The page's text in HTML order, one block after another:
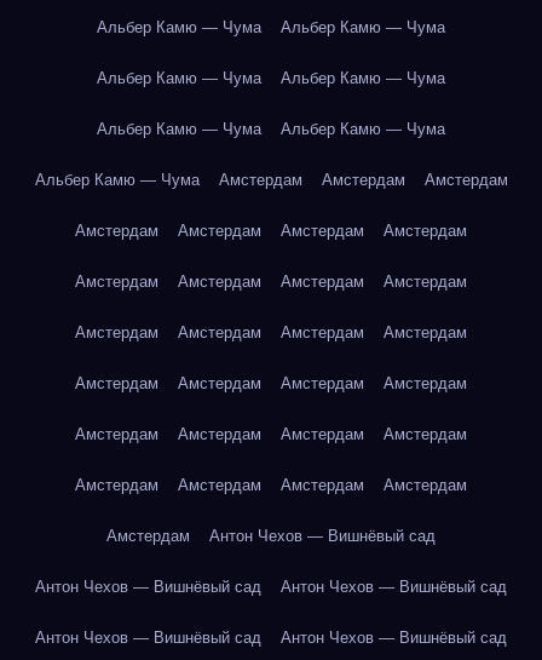
Альбер Камю — Чума Альбер Камю — Чума
Альбер Камю — Чума Альбер Камю — Чума
Альбер Камю — Чума Альбер Камю — Чума
Альбер Камю — Чума Амстердам Амстердам Амстердам
Амстердам Амстердам Амстердам Амстердам
Амстердам Амстердам Амстердам Амстердам
Амстердам Амстердам Амстердам Амстердам
Амстердам Амстердам Амстердам Амстердам
Амстердам Амстердам Амстердам Амстердам
Амстердам Амстердам Амстердам Амстердам
Амстердам Антон Чехов — Вишнёвый сад
Антон Чехов — Вишнёвый сад Антон Чехов — Вишнёвый сад
Антон Чехов — Вишнёвый сад Антон Чехов — Вишнёвый сад